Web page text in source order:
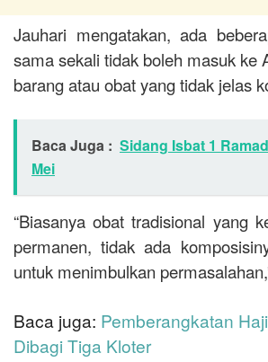
Jauhari mengatakan, ada
sama sekali tidak boleh masuk ke
barang atau obat yang tidak jelas
Baca Juga : Sidang Isbat 1
Mei
“Biasanya obat tradisional yang
permanen, tidak ada
untuk menimbulkan
Baca juga: Pemberangkatan
Dibagi Tiga Kloter